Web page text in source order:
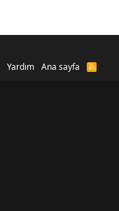
Yardım Ana sayfa
R